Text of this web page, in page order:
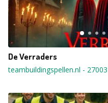
De Verraders
teambuildingspellen.nl - 27003